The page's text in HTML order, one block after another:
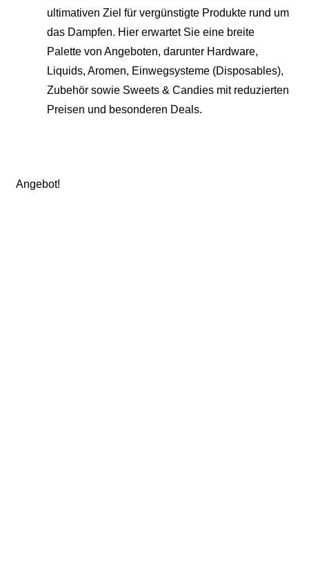
ultimativen Ziel für vergünstigte Produkte rund um
das Dampfen. Hier erwartet Sie eine breite
Palette von Angeboten, darunter Hardware,
Liquids, Aromen, Einwegsysteme (Disposables),
Zubehör sowie Sweets & Candies mit reduzierten
Preisen und besonderen Deals.
Angebot!